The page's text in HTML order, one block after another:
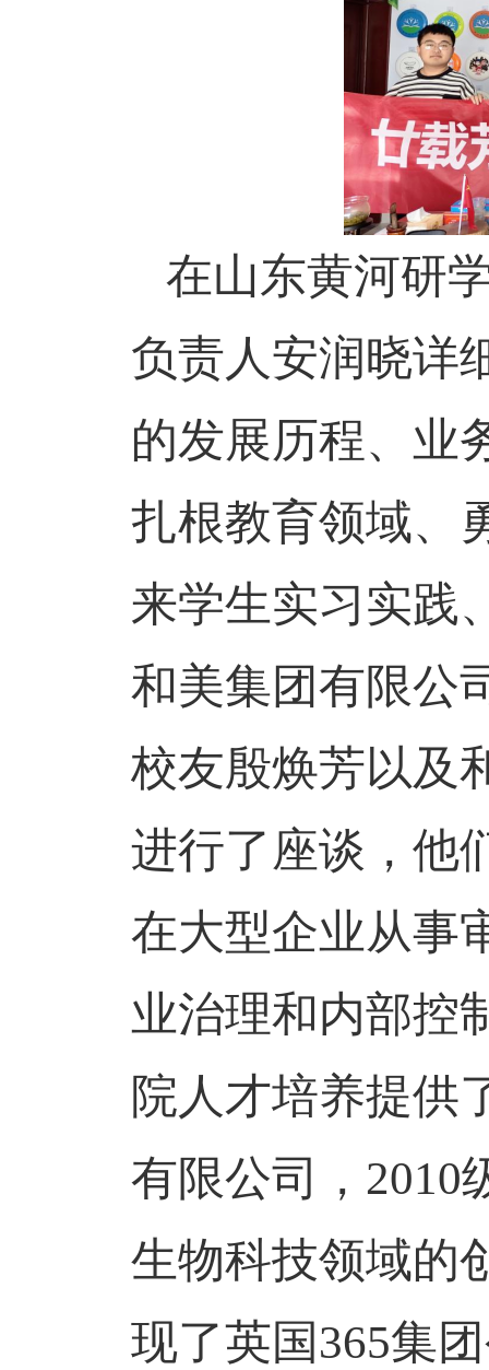
在山东黄河研
负责人安润晓详
的发展历程、业
扎根教育领域、
来学生实习实践
和美集团有限公
校友殷焕芳以及
进行了座谈，他
在大型企业从事
业治理和内部控
院人才培养提供
有限公司， 2010
生物科技领域的
现了英国365集